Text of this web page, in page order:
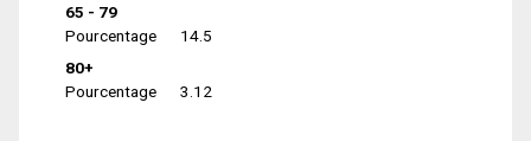
65 - 79
Pourcentage
14.5
80+
Pourcentage
3.12